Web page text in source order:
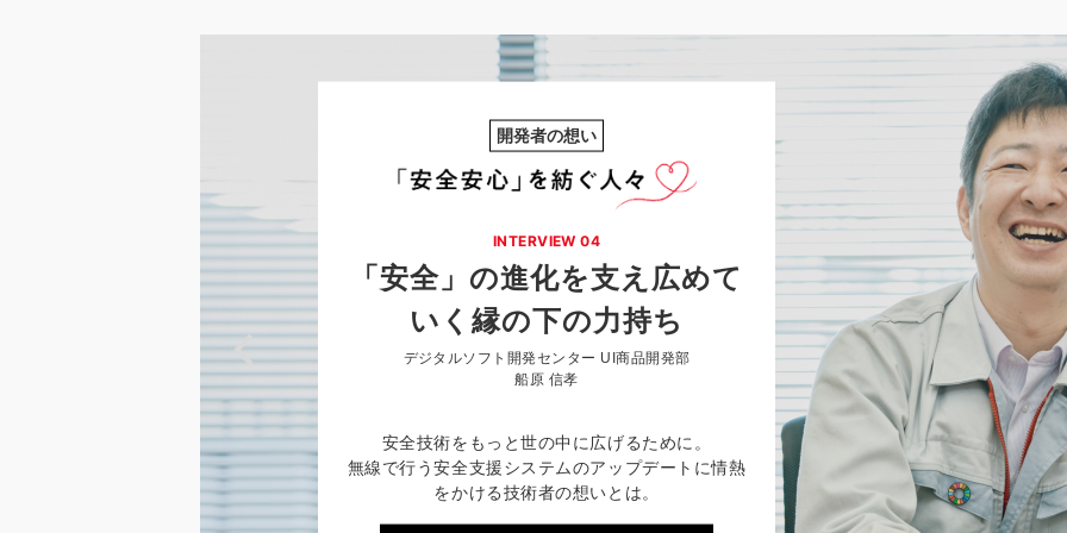
開発者の想い
INTERVIEW 04
「安全」の進化を支え 広めて
いく縁の下の力持ち
デジタルソフト開発センター UI商品開発部
船原 信孝
安全技術をもっと世の中に広げるために。
無線で行う安全支援システムのアップデートに情熱
をかける技術者の想いとは。